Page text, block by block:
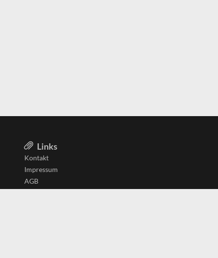
Links
Kontakt
Impressum
AGB